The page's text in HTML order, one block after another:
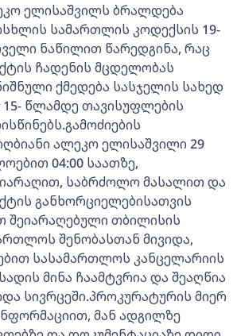
ელისაშვილს ბრალდება
სამართლის კოდექსის 19-
ნაწილით წარედგინა, რაც
ჩადენის მცდელობას
ქმედება სასჯელის სახედ
წლამდე თავისუფლების
ალეკო ელისაშვილი 29
04:00 საათზე,
საბრძოლო მასალით და
განხორციელებისათვის
შეიარაღებული თბილისის
შენობასთან მივიდა,
სასამართლოს კანცელარიის
მინა ჩაამტვრია და შეაღწია
სივრცეში.პროკურატურის მიერ
მან ადგილზე